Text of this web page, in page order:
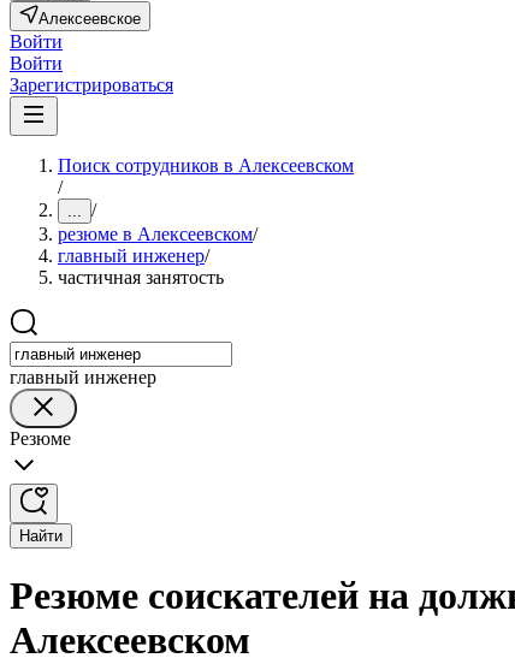
Алексеевское
Войти
Войти
Зарегистрироваться
Поиск сотрудников в Алексеевском
/
... /
резюме в Алексеевском/
главный инженер/
частичная занятость
главный инженер
Резюме
Найти
Резюме соискателей на
Алексеевском